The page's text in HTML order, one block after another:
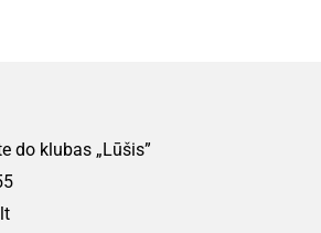
do klubas „Lūšis”